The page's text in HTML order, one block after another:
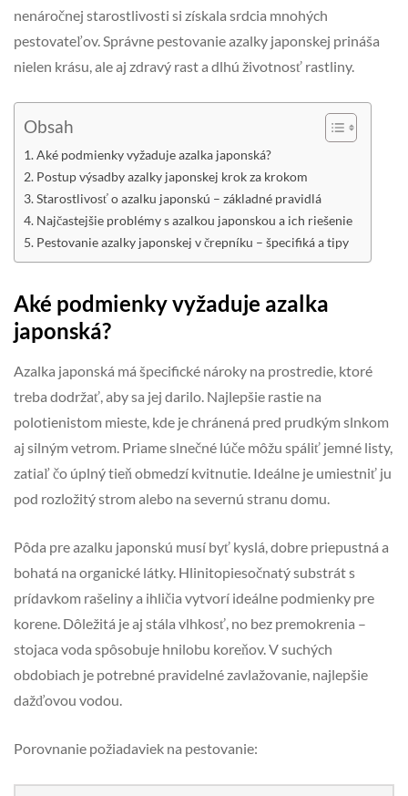
nenáročnej starostlivosti si získala srdcia mnohých
pestovateľov. Správne pestovanie azalky japonskej prináša
nielen krásu, ale aj zdravý rast a dlhú životnosť rastliny.
Obsah
Aké podmienky vyžaduje azalka japonská?
Postup výsadby azalky japonskej krok za krokom
Starostlivosť o azalku japonskú – základné pravidlá
Najčastejšie problémy s azalkou japonskou a ich riešenie
Pestovanie azalky japonskej v črepníku – špecifiká a tipy
Aké podmienky vyžaduje azalka
japonská?
Azalka japonská má špecifické nároky na prostredie, ktoré
treba dodržať, aby sa jej darilo. Najlepšie rastie na
polotienistom mieste, kde je chránená pred prudkým slnkom
aj silným vetrom. Priame slnečné lúče môžu spáliť jemné listy,
zatiaľ čo úplný tieň obmedzí kvitnutie. Ideálne je umiestniť ju
pod rozložitý strom alebo na severnú stranu domu.
Pôda pre azalku japonskú musí byť kyslá, dobre priepustná a
bohatá na organické látky. Hlinitopiesočnatý substrát s
prídavkom rašeliny a ihličia vytvorí ideálne podmienky pre
korene. Dôležitá je aj stála vlhkosť, no bez premokrenia –
stojaca voda spôsobuje hnilobu koreňov. V suchých
obdobiach je potrebné pravidelné zavlažovanie, najlepšie
dažďovou vodou.
Porovnanie požiadaviek na pestovanie: